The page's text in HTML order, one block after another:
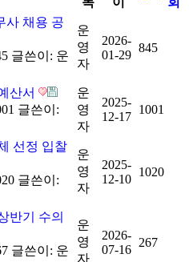
사 채용 공
글쓴이: 운
운
영
자
2026-
01-29
845
산서
글쓴이:
운
영
자
2025-
12-17
1001
선정 입찰
글쓴이:
운
영
자
2025-
12-10
1020
반기 수의
글쓴이: 운
운
영
자
2026-
07-16
267